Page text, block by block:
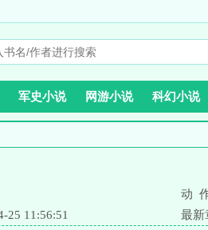
军史小说 网游小说 科幻小说
动
25 11:56:51
最新